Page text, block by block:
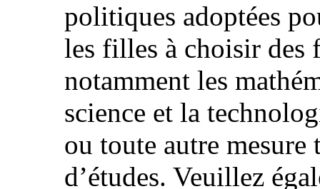
politiques adoptées
les filles à choisir des
notamment les
science et la
ou toute autre mesure
d’études. Veuillez